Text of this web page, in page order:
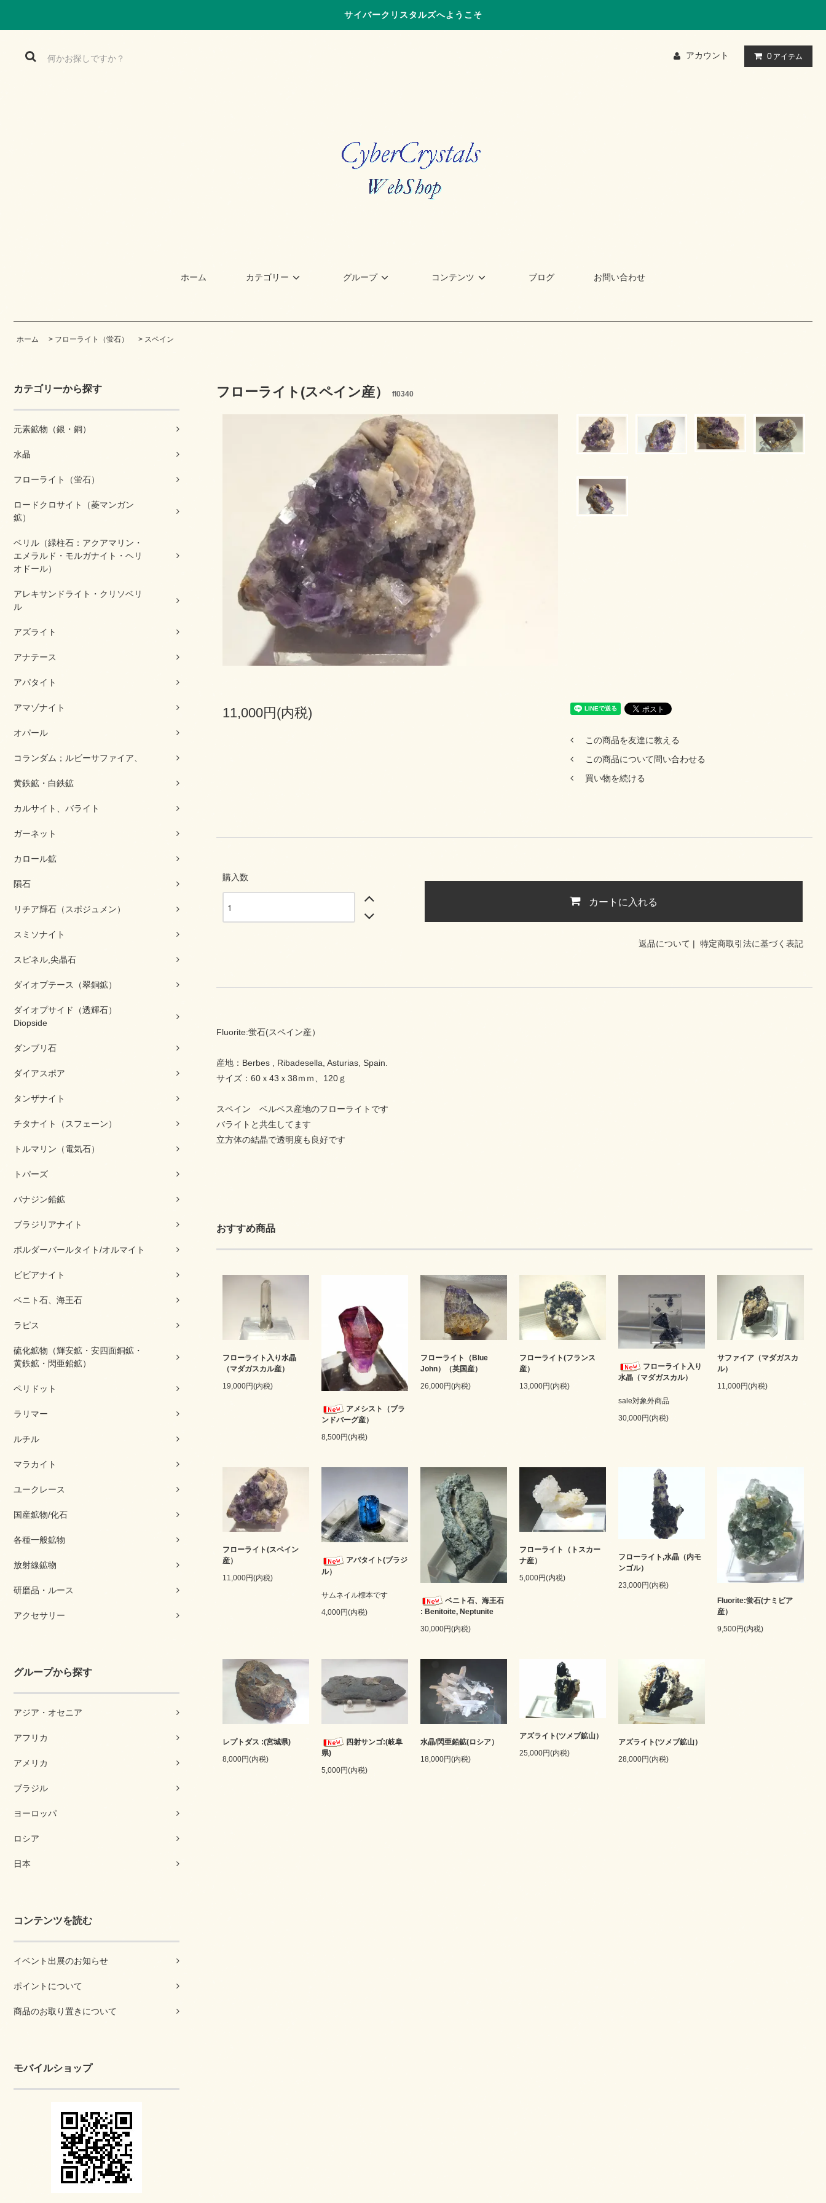
サイバークリスタルズへようこそ
アカウント 0 アイテム
ホーム カテゴリー グループ コンテンツ ブログ お問い合わせ
ホーム > フローライト（蛍石） > スペイン
カテゴリーから探す
元素鉱物（銀・銅）
水晶
フローライト（蛍石）
ロードクロサイト（菱マンガン
鉱）
ベリル（緑柱石：アクアマリン・
エメラルド・モルガナイト・ヘリ
オドール）
アレキサンドライト・クリソベリ
ル
アズライト
アナテース
アパタイト
アマゾナイト
オパール
コランダム；ルビーサファイア、
黄鉄鉱・白鉄鉱
カルサイト、バライト
ガーネット
カロール鉱
隕石
リチア輝石（スポジュメン）
スミソナイト
スピネル,尖晶石
ダイオプテース（翠銅鉱）
ダイオプサイド（透輝石）
Diopside
ダンブリ石
ダイアスポア
タンザナイト
チタナイト（スフェーン）
トルマリン（電気石）
トパーズ
バナジン鉛鉱
ブラジリアナイト
ポルダーバールタイト/オルマイト
ビビアナイト
ベニト石、海王石
ラピス
硫化鉱物（輝安鉱・安四面銅鉱・
黄鉄鉱・閃亜鉛鉱）
ペリドット
ラリマー
ルチル
マラカイト
ユークレース
国産鉱物/化石
各種一般鉱物
放射線鉱物
研磨品・ルース
アクセサリー
グループから探す
アジア・オセニア
アフリカ
アメリカ
ブラジル
ヨーロッパ
ロシア
日本
コンテンツを読む
イベント出展のお知らせ
ポイントについて
商品のお取り置きについて
モバイルショップ
フローライト(スペイン産） fl0340
11,000円(内税)
この商品を友達に教える
この商品について問い合わせる
買い物を続ける
購入数
カートに入れる
返品について | 特定商取引法に基づく表記
Fluorite:蛍石(スペイン産）
産地：Berbes , Ribadesella, Asturias, Spain.
サイズ：60ｘ43ｘ38ｍｍ、120ｇ
スペイン ベルベス産地のフローライトです
バライトと共生してます
立方体の結晶で透明度も良好です
おすすめ商品
フローライト入り水晶
（マダガスカル産）
19,000円(内税)
アメシスト（ブラ
ンドバーグ産）
8,500円(内税)
フローライト（Blue
John）（英国産）
26,000円(内税)
フローライト(フランス
産）
13,000円(内税)
フローライト入り
水晶（マダガスカル）
sale対象外商品
30,000円(内税)
サファイア（マダガスカ
ル）
11,000円(内税)
フローライト(スペイン
産）
11,000円(内税)
アパタイト(ブラジ
ル）
サムネイル標本です
4,000円(内税)
ベニト石、海王石
: Benitoite, Neptunite
30,000円(内税)
フローライト（トスカー
ナ産）
5,000円(内税)
フローライト,水晶（内モ
ンゴル）
23,000円(内税)
Fluorite:蛍石(ナミビア
産）
9,500円(内税)
レプトダス :(宮城県)
8,000円(内税)
四射サンゴ:(岐阜
県)
5,000円(内税)
水晶/閃亜鉛鉱(ロシア）
18,000円(内税)
アズライト(ツメブ鉱山）
25,000円(内税)
アズライト(ツメブ鉱山）
28,000円(内税)